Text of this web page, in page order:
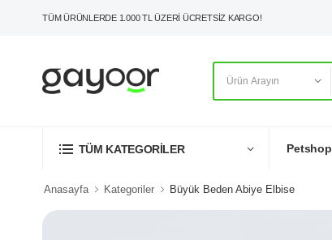
TÜM ÜRÜNLERDE 1.000 TL ÜZERİ ÜCRETSİZ KARGO!
TÜM KATEGORİLER Petshop
Anasayfa Kategoriler Büyük Beden Abiye Elbise